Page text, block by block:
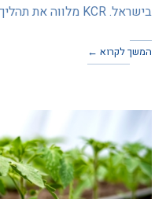
בישראל. KCR מלווה את תהליך המכירה וההשבחה של הקבוצה.
המשך לקרוא ←